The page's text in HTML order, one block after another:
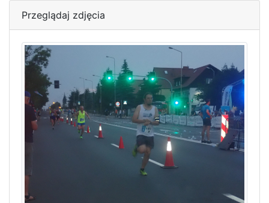
Przeglądaj zdjęcia